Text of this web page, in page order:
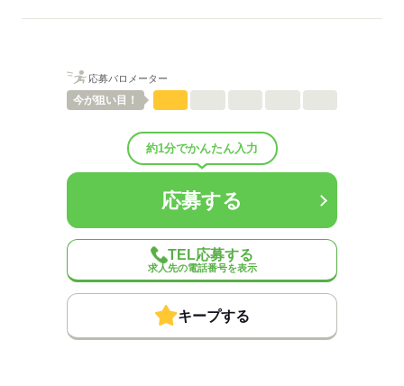
ひとりで
しずか
有料老人ホーム/デイサービス施設/グループホーム/特別養護老人ホ
ーム/病院など
10人
（男5：女5）
平均年齢
医療・介護・福祉関連
応募バロメーター
今が狙い目！
約1分でかんたん入力
応募する
TEL応募する
求人先の電話番号を表示
キープする